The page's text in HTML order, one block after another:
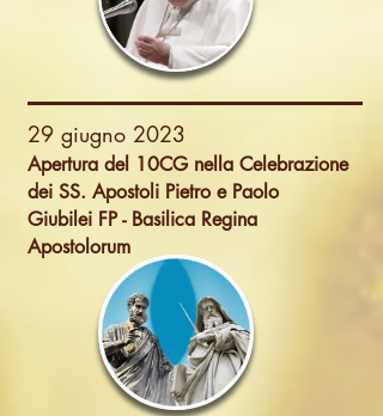
29 giugno 2023
Apertura del 10CG nella Celebrazione
dei SS. Apostoli Pietro e Paolo
Giubilei FP - Basilica Regina
Apostolorum